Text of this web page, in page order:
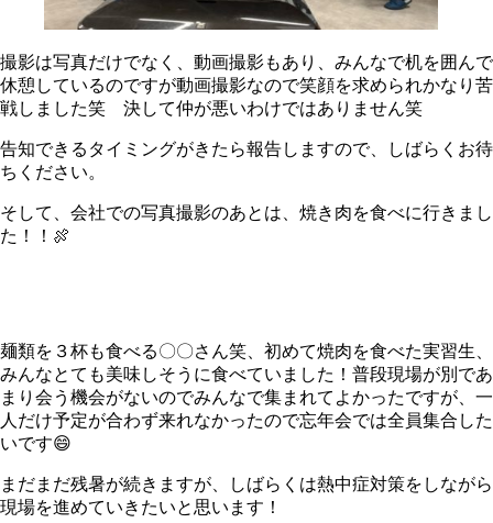
撮影は写真だけでなく、動画撮影もあり、みんなで机を囲んで
休憩しているのですが動画撮影なので笑顔を求められかなり苦
戦しました笑 決して仲が悪いわけではありません笑
告知できるタイミングがきたら報告しますので、しばらくお待
ちください。
そして、会社での写真撮影のあとは、焼き肉を食べに行きまし
た！！🍖
麺類を３杯も食べる〇〇さん笑、初めて焼肉を食べた実習生、
みんなとても美味しそうに食べていました！普段現場が別であ
まり会う機会がないのでみんなで集まれてよかったですが、一
人だけ予定が合わず来れなかったので忘年会では全員集合した
いです😄
まだまだ残暑が続きますが、しばらくは熱中症対策をしながら
現場を進めていきたいと思います！